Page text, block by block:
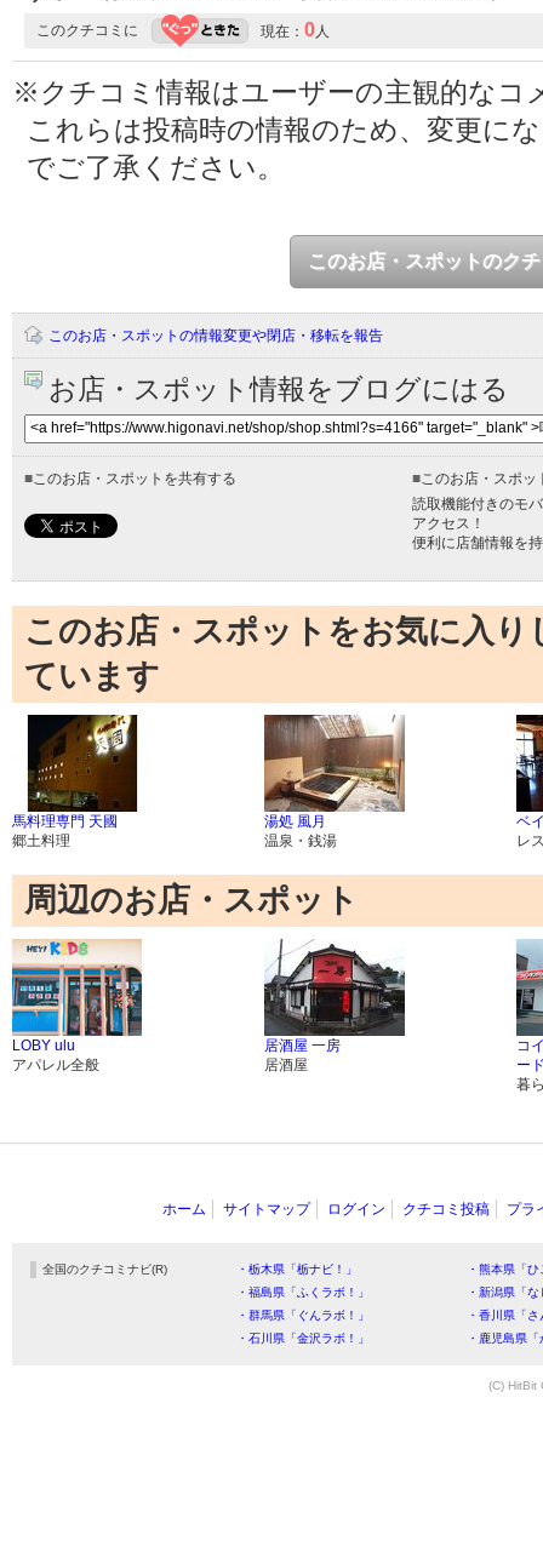
このクチコミに 現在： 0 人
※クチコミ情報はユーザーの主観的なコ
これらは投稿時の情報のため、変更に
でご了承ください。
このお店・スポットのク
このお店・スポットの情報変更や閉店・移転を報告
お店・スポット情報をブログにはる
■ このお店・スポットを共有する ■ このお店・スポ
読取機能付きのモ
アクセス！
便利に店舗情報を
このお店・スポットをお気に入
ています
馬料理専門 天國
郷土料理
湯処 風月
温泉・銭湯
ベ
レ
周辺のお店・スポット
LOBY ulu
アパレル全般
居酒屋 一房
居酒屋
コ
ー
暮
ホーム サイトマップ ログイン クチコミ投稿 プラ
全国のクチコミナビ(R) ・栃木県「栃ナビ！」
・熊本県「
・福島県「ふくラボ！」
・新潟県「
・群馬県「ぐんラボ！」
・香川県「
・石川県「金沢ラボ！」
・鹿児島県
(C) HitBit